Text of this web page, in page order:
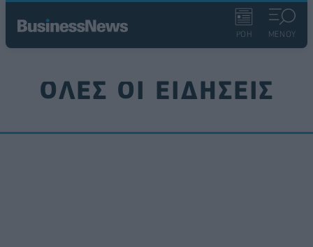
ΡΟΗ ΜΕΝΟΥ
ΟΛΕΣ ΟΙ ΕΙΔΗΣΕΙΣ